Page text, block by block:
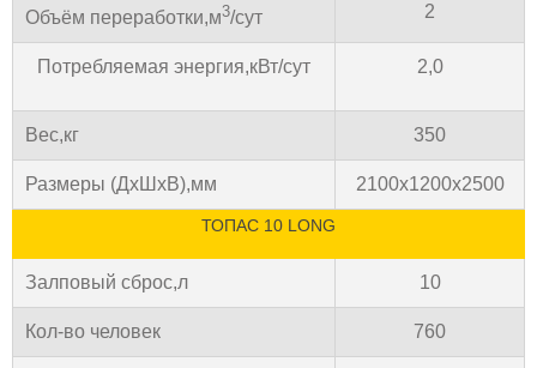
Объём переработки,м3/сут 2
Потребляемая энергия,кВт/сут 2,0
Вес,кг 350
Размеры (ДхШхВ),мм 2100х1200х2500
ТОПАС 10 LONG
Залповый сброс,л 10
Кол-во человек 760